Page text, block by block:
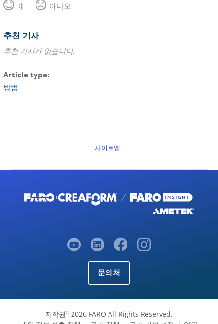
예
아니오
추천 기사
추천 기사가 없습니다.
Article type
방법
사이트맵
문의처
저작권© 2026 FARO All Rights Reserved.